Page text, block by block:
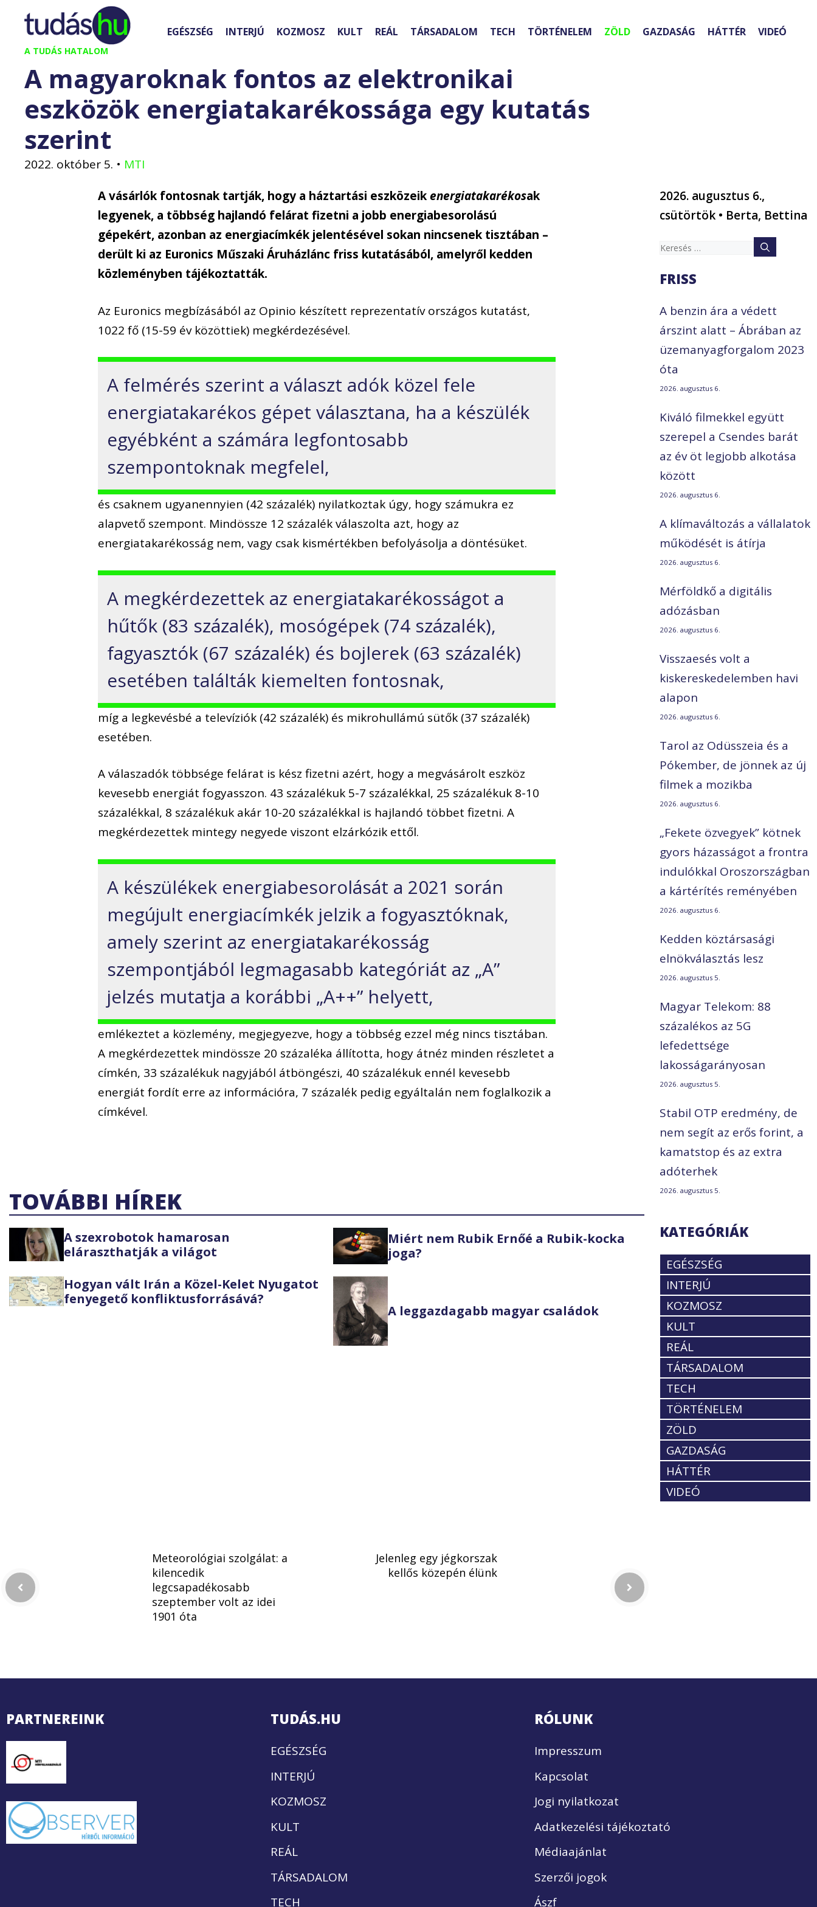
Kilépés
tartalomba
A TUDÁS HATALOM
EGÉSZSÉG INTERJÚ KOZMOSZ KULT REÁL TÁRSADALOM TECH TÖRTÉNELEM ZÖLD GAZDASÁG HÁTTÉR VIDEÓ
A magyaroknak fontos az elektronikai
eszközök energiatakarékossága egy kutatás
szerint
2022. október 5. • MTI
A vásárlók fontosnak tartják, hogy a háztartási eszközeikenergiatakarékosak
legyenek, a többség hajlandó felárat fizetni a jobb energiabesorolású
gépekért, azonban az energiacímkék jelentésével sokan nincsenek tisztában –
derült ki az Euronics Műszaki Áruházlánc friss kutatásából, amelyről kedden
közleményben tájékoztatták.
Az Euronics megbízásából az Opinio készített reprezentatív országos kutatást,
1022 fő (15-59 év közöttiek) megkérdezésével.
A felmérés szerint a választ adók közel fele
energiatakarékos gépet választana, ha a készülék
egyébként a számára legfontosabb
szempontoknak megfelel,
és csaknem ugyanennyien (42 százalék) nyilatkoztak úgy, hogy számukra ez
alapvető szempont. Mindössze 12 százalék válaszolta azt, hogy az
energiatakarékosság nem, vagy csak kismértékben befolyásolja a döntésüket.
A megkérdezettek az energiatakarékosságot a
hűtők (83 százalék), mosógépek (74 százalék),
fagyasztók (67 százalék) és bojlerek (63 százalék)
esetében találták kiemelten fontosnak,
míg a legkevésbé a televíziók (42 százalék) és mikrohullámú sütők (37 százalék)
esetében.
A válaszadók többsége felárat is kész fizetni azért, hogy a megvásárolt eszköz
kevesebb energiát fogyasszon. 43 százalékuk 5-7 százalékkal, 25 százalékuk 8-10
százalékkal, 8 százalékuk akár 10-20 százalékkal is hajlandó többet fizetni. A
megkérdezettek mintegy negyede viszont elzárkózik ettől.
A készülékek energiabesorolását a 2021 során
megújult energiacímkék jelzik a fogyasztóknak,
amely szerint az energiatakarékosság
szempontjából legmagasabb kategóriát az „A”
jelzés mutatja a korábbi „A++” helyett,
emlékeztet a közlemény, megjegyezve, hogy a többség ezzel még nincs tisztában.
A megkérdezettek mindössze 20 százaléka állította, hogy átnéz minden részletet a
címkén, 33 százalékuk nagyjából átböngészi, 40 százalékuk ennél kevesebb
energiát fordít erre az információra, 7 százalék pedig egyáltalán nem foglalkozik a
címkével.
TOVÁBBI HÍREK
A szexrobotok hamarosan
eláraszthatják a világot
Miért nem Rubik Ernőé a Rubik-kocka
joga?
Hogyan vált Irán a Közel-Kelet Nyugatot
fenyegető konfliktusforrásává?
A leggazdagabb magyar családok
2026. augusztus 6.,
csütörtök • Berta, Bettina
Keresés:
FRISS
A benzin ára a védett
árszint alatt – Ábrában az
üzemanyagforgalom 2023
óta
2026. augusztus 6.
Kiváló filmekkel együtt
szerepel a Csendes barát
az év öt legjobb alkotása
között
2026. augusztus 6.
A klímaváltozás a vállalatok
működését is átírja
2026. augusztus 6.
Mérföldkő a digitális
adózásban
2026. augusztus 6.
Visszaesés volt a
kiskereskedelemben havi
alapon
2026. augusztus 6.
Tarol az Odüsszeia és a
Pókember, de jönnek az új
filmek a mozikba
2026. augusztus 6.
„Fekete özvegyek” kötnek
gyors házasságot a frontra
indulókkal Oroszországban
a kártérítés reményében
2026. augusztus 6.
Kedden köztársasági
elnökválasztás lesz
2026. augusztus 5.
Magyar Telekom: 88
százalékos az 5G
lefedettsége
lakosságarányosan
2026. augusztus 5.
Stabil OTP eredmény, de
nem segít az erős forint, a
kamatstop és az extra
adóterhek
2026. augusztus 5.
KATEGÓRIÁK
EGÉSZSÉG
INTERJÚ
KOZMOSZ
KULT
REÁL
TÁRSADALOM
TECH
TÖRTÉNELEM
ZÖLD
GAZDASÁG
HÁTTÉR
VIDEÓ
Meteorológiai szolgálat: a
kilencedik
legcsapadékosabb
szeptember volt az idei
1901 óta
Jelenleg egy jégkorszak
kellős közepén élünk
PARTNEREINK TUDÁS.HU
EGÉSZSÉG
INTERJÚ
KOZMOSZ
KULT
REÁL
TÁRSADALOM
TECH
RÓLUNK
Impresszum
Kapcsolat
Jogi nyilatkozat
Adatkezelési tájékoztató
Médiaajánlat
Szerzői jogok
Ászf